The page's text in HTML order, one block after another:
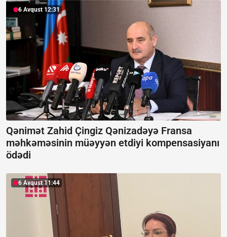
6 Avqust 12:31
Qənimət Zahid Çingiz Qənizadəyə Fransa
məhkəməsinin müəyyən etdiyi kompensasiyanı
ödədi
6 Avqust 11:44